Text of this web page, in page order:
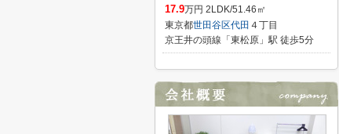
17.9万円 2LDK/51.46㎡
東京都世田谷区代田 ４丁目
京王井の頭線「東松原」駅 徒歩5分